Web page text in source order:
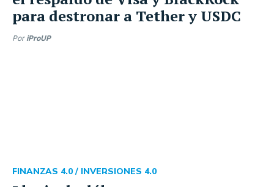
para destronar a Tether y USDC
Por iProUP
FINANZAS 4.0 / INVERSIONES 4.0